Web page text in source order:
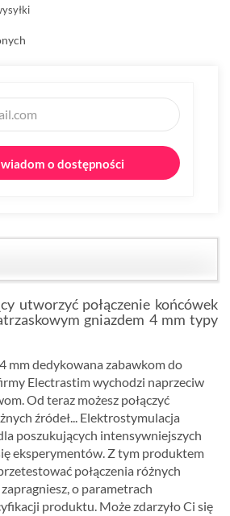
o dostępności
utworzyć połączenie końcówek
gniazdem 4 mm typy
mm dedykowana zabawkom do
Electrastim wychodzi naprzeciw
Od teraz możesz połączyć
źródeł... Elektrostymulacja
poszukujących intensywniejszych
eksperymentów. Z tym produktem
połączenia różnych
o parametrach
produktu. Może zdarzyło Ci się